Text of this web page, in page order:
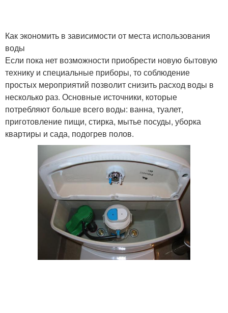
Как экономить в зависимости от места использования
воды
Если пока нет возможности приобрести новую бытовую
технику и специальные приборы, то соблюдение
простых мероприятий позволит снизить расход воды в
несколько раз. Основные источники, которые
потребляют больше всего воды: ванна, туалет,
приготовление пищи, стирка, мытье посуды, уборка
квартиры и сада, подогрев полов.